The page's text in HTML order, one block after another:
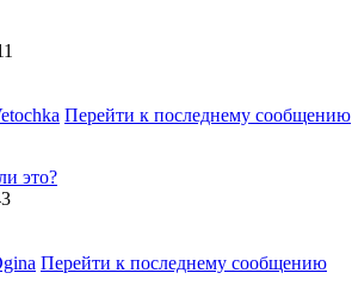
Перейти к последнему сообщению
это?
Перейти к последнему сообщению